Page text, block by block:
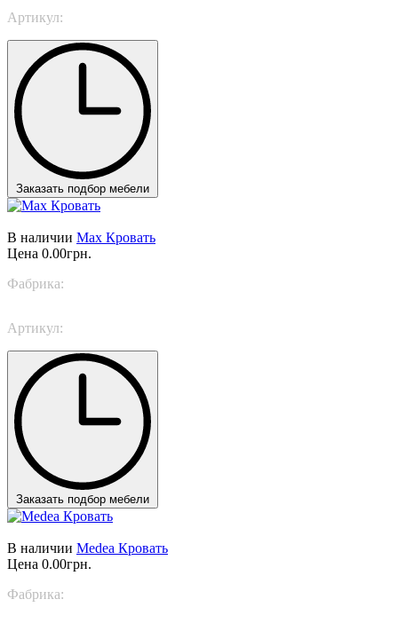
Артикул:
Заказать подбор мебели
В наличии Max Кровать
Цена 0.00грн.
Фабрика:
Артикул:
Заказать подбор мебели
В наличии Medea Кровать
Цена 0.00грн.
Фабрика: